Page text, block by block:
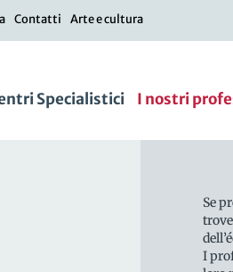
Contatti Arte e cultura
Specialistici I nostri
Se
I